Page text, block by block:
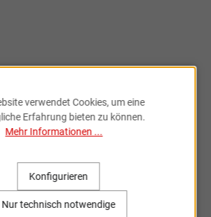
& Ersatzteile
entdecken
verwendet Cookies, um eine
Erfahrung bieten zu können.
Mehr Informationen ...
Nur technisch notwendige
Konfigurieren